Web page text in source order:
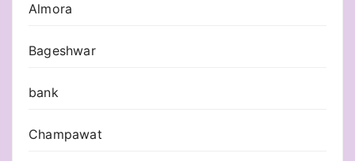
Almora
Bageshwar
bank
Champawat